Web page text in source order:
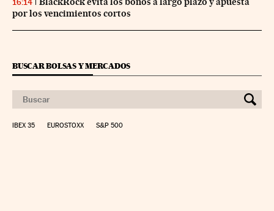
16:14
por los vencimientos cortos
BUSCAR BOLSAS Y MERCADOS
IBEX 35 EUROSTOXX S&P 500